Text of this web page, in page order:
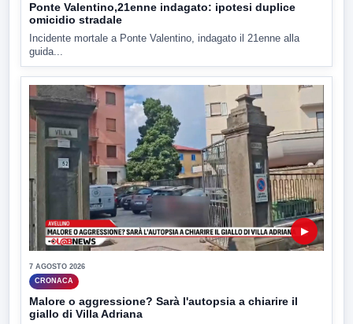
Ponte Valentino,21enne indagato: ipotesi duplice
omicidio stradale
Incidente mortale a Ponte Valentino, indagato il 21enne alla
guida...
▶
7 AGOSTO 2026
CRONACA
Malore o aggressione? Sarà l'autopsia a chiarire il
giallo di Villa Adriana